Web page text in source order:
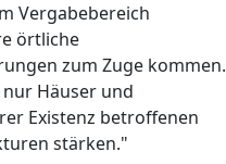
Vergabebereich
örtliche
zum Zuge kommen.
Häuser und
Existenz betroffenen
stärken."